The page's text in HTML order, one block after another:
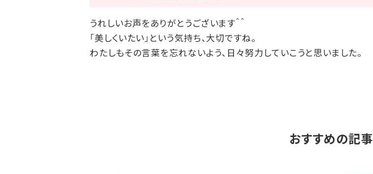
うれしいお声をありがとうございます＾＾
「美しくいたい」という気持ち、大切ですね。
わたしもその言葉を忘れないよう、日々努力していこうと思いました。
おすすめの記事